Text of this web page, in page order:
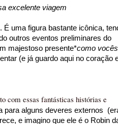
excelente viagem
É uma figura bastante icônica,
outros eventos preliminares do
majestoso presente*como vocês
(e já guardo aqui no coração
com essas fantásticas histórias e
para alguns deveres externos
e imagino que ele é o Robin